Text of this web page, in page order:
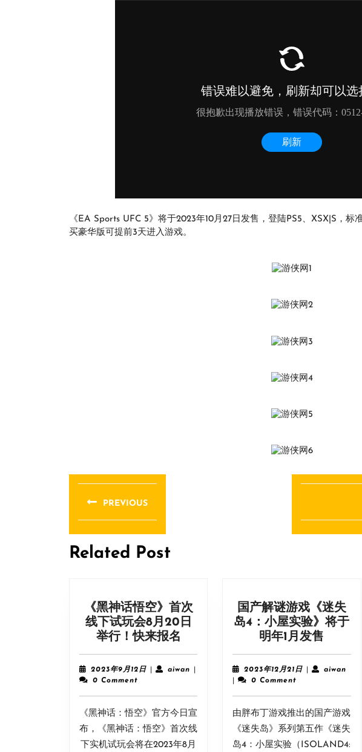
《EA Sports UFC 5》将于2023年10月27日发售，登陆PS5、XSX|S，标
买豪华版可提前3天进入游戏。
文
章
导
航
PREVIOUS
post:
post:
Related Post
《黑神话悟空》首次
线下试玩会8月20日
举行！快来报名
话
空》
首
次
线
2023年9月12日2023
12
日
aiwanaiwan
0 Comment
《黑神话：悟空》官方今日宣
布，《黑神话：悟空》首次线
下实机试玩会将在2023年8月
国产解谜游戏《迷失
岛4：小屋实验》将于
明年1月发售
解
游
戏
《迷
失
2023年12月21日2023
21
日
aiwan
0 Comment
由胖布丁游戏推出的国产游戏
《迷失岛》系列第五作《迷失
岛4：小屋实验（ISOLAND4: